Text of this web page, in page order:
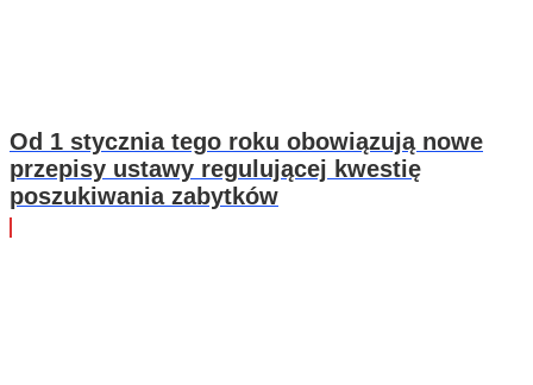
Od 1 stycznia tego roku obowiązują nowe
przepisy ustawy regulującej kwestię
poszukiwania zabytków